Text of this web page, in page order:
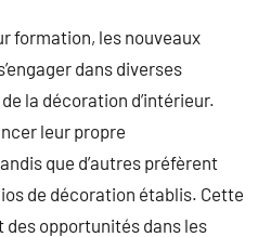
formation, les nouveaux
dans diverses
la décoration d’intérieur.
leur propre
que d’autres préfèrent
de décoration établis. Cette
opportunités dans les